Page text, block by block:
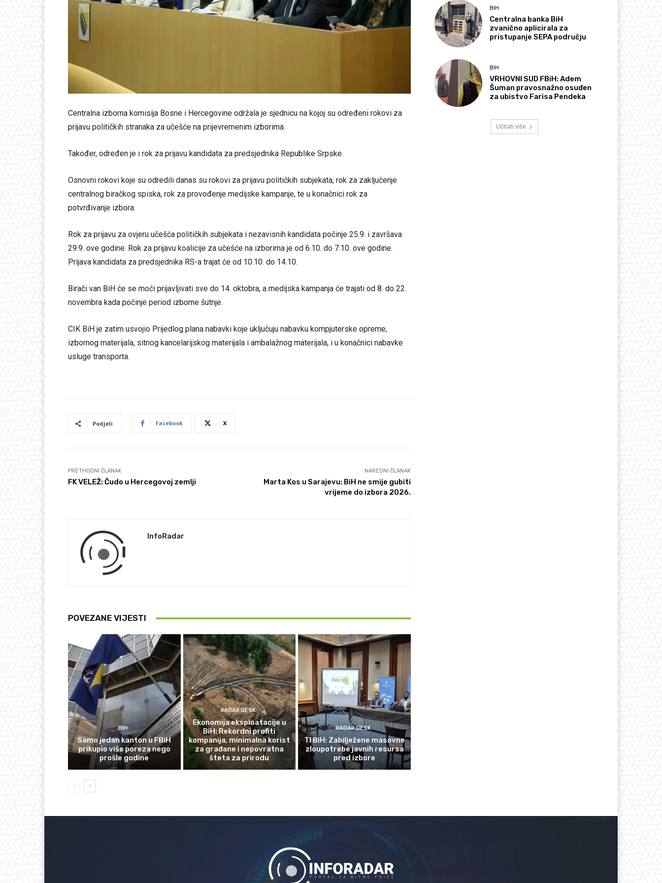
Centralna izborna komisija Bosne i Hercegovine održala je sjednicu na kojoj su određeni rokovi za
prijavu političkih stranaka za učešće na prijevremenim izborima.
Također, određen je i rok za prijavu kandidata za predsjednika Republike Srpske.
Osnovni rokovi koje su odredili danas su rokovi za prijavu političkih subjekata, rok za zaključenje
centralnog biračkog spiska, rok za provođenje medijske kampanje, te u konačnici rok za
potvrđivanje izbora.
Rok za prijavu za ovjeru učešća političkih subjekata i nezavisnih kandidata počinje 25.9. i završava
29.9. ove godine. Rok za prijavu koalicije za učešće na izborima je od 6.10. do 7.10. ove godine.
Prijava kandidata za predsjednika RS-a trajat će od 10.10. do 14.10.
Birači van BiH će se moći prijavljivati sve do 14. oktobra, a medijska kampanja će trajati od 8. do 22.
novembra kada počinje period izborne šutnje.
CIK BiH je zatim usvojio Prijedlog plana nabavki koje uključuju nabavku kompjuterske opreme,
izbornog materijala, sitnog kancelarijskog materijala i ambalažnog materijala, i u konačnici nabavke
usluge transporta.
Podjeli Facebook X
PRETHODNI ČLANAK
FK VELEŽ: Čudo u Hercegovoj zemlji
NAREDNI ČLANAK
Marta Kos u Sarajevu: BiH ne smije gubiti
vrijeme do izbora 2026.
InfoRadar
POVEZANE VIJESTI
BIH
Samo jedan kanton u FBiH
prikupio više poreza nego
prošle godine
RADAR DESK
Ekonomija eksploatacije u
BiH: Rekordni profiti
kompanija, minimalna korist
za građane i nepovratna
šteta za prirodu
RADAR DESK
TI BiH: Zabilježene masovne
zloupotrebe javnih resursa
pred izbore
BIH
Centralna banka BiH
zvanično aplicirala za
pristupanje SEPA području
BIH
VRHOVNI SUD FBiH: Adem
Šuman pravosnažno osuđen
za ubistvo Farisa Pendeka
Učitati više